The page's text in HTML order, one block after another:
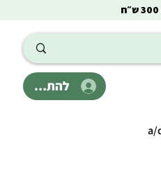
להתחבר
300 ש״ח